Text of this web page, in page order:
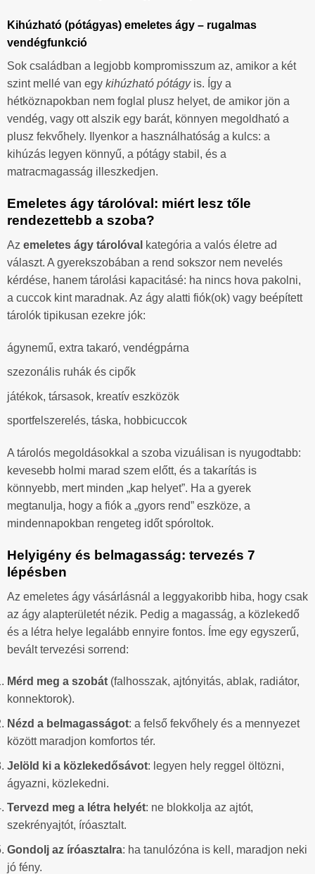
Kihúzható (pótágyas) emeletes ágy – rugalmas
vendégfunkció
Sok családban a legjobb kompromisszum az, amikor a két
szint mellé van egy kihúzható pótágyis. Így a
hétköznapokban nem foglal plusz helyet, de amikor jön a
vendég, vagy ott alszik egy barát, könnyen megoldható a
plusz fekvőhely. Ilyenkor a használhatóság a kulcs: a
kihúzás legyen könnyű, a pótágy stabil, és a
matracmagasság illeszkedjen.
Emeletes ágy tárolóval: miért lesz tőle
rendezettebb a szoba?
Az emeletes ágy tárolóval kategória a valós életre ad
választ. A gyerekszobában a rend sokszor nem nevelés
kérdése, hanem tárolási kapacitásé: ha nincs hova pakolni,
a cuccok kint maradnak. Az ágy alatti fiók(ok) vagy beépített
tárolók tipikusan ezekre jók:
ágynemű, extra takaró, vendégpárna
szezonális ruhák és cipők
játékok, társasok, kreatív eszközök
sportfelszerelés, táska, hobbicuccok
A tárolós megoldásokkal a szoba vizuálisan is nyugodtabb:
kevesebb holmi marad szem előtt, és a takarítás is
könnyebb, mert minden „kap helyet”. Ha a gyerek
megtanulja, hogy a fiók a „gyors rend” eszköze, a
mindennapokban rengeteg időt spóroltok.
Helyigény és belmagasság: tervezés 7
lépésben
Az emeletes ágy vásárlásnál a leggyakoribb hiba, hogy csak
az ágy alapterületét nézik. Pedig a magasság, a közlekedő
és a létra helye legalább ennyire fontos. Íme egy egyszerű,
bevált tervezési sorrend:
Mérd meg a szobát (falhosszak, ajtónyitás, ablak, radiátor,
konnektorok).
Nézd a belmagasságot: a felső fekvőhely és a mennyezet
között maradjon komfortos tér.
Jelöld ki a közlekedősávot: legyen hely reggel öltözni,
ágyazni, közlekedni.
Tervezd meg a létra helyét: ne blokkolja az ajtót,
szekrényajtót, íróasztalt.
Gondolj az íróasztalra: ha tanulózóna is kell, maradjon neki
jó fény.